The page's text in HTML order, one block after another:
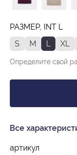
РАЗМЕР, INT L
S
M L XL
Определите свой
Все
артикул